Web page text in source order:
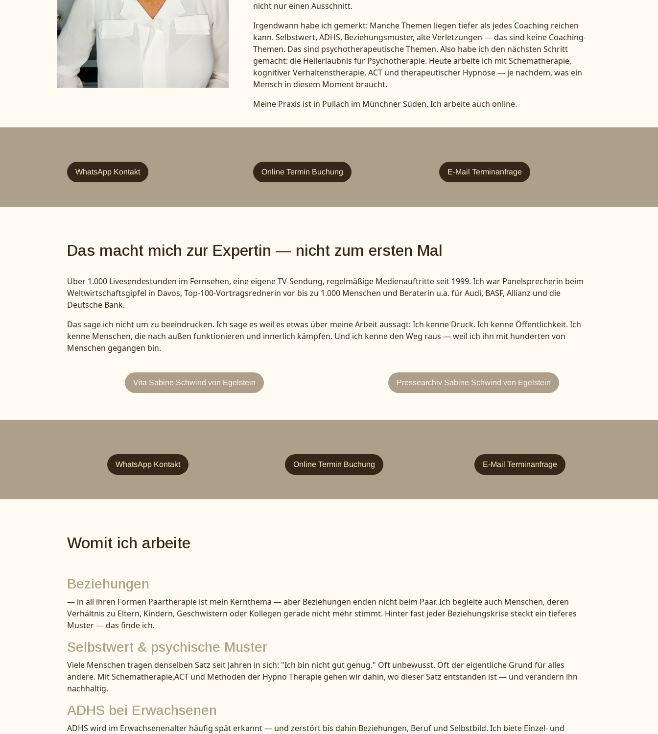
nicht nur einen Ausschnitt.
Irgendwann habe ich gemerkt: Manche Themen liegen tiefer als jedes Coaching reichen
kann. Selbstwert, ADHS, Beziehungsmuster, alte Verletzungen — das sind keine Coaching-
Themen. Das sind psychotherapeutische Themen. Also habe ich den nächsten Schritt
gemacht: die Heilerlaubnis für Psychotherapie. Heute arbeite ich mit Schematherapie,
kognitiver Verhaltenstherapie, ACT und therapeutischer Hypnose — je nachdem, was ein
Mensch in diesem Moment braucht.
Meine Praxis ist in Pullach im Münchner Süden. Ich arbeite auch online.
WhatsApp Kontakt Online Termin Buchung E-Mail Terminanfrage
Das macht mich zur Expertin — nicht zum ersten Mal
Über 1.000 Livesendestunden im Fernsehen, eine eigene TV-Sendung, regelmäßige Medienauftritte seit 1999. Ich war Panelsprecherin beim
Weltwirtschaftsgipfel in Davos, Top-100-Vortragsrednerin vor bis zu 1.000 Menschen und Beraterin u.a. für Audi, BASF, Allianz und die
Deutsche Bank.
Das sage ich nicht um zu beeindrucken. Ich sage es weil es etwas über meine Arbeit aussagt: Ich kenne Druck. Ich kenne Öffentlichkeit. Ich
kenne Menschen, die nach außen funktionieren und innerlich kämpfen. Und ich kenne den Weg raus — weil ich ihn mit hunderten von
Menschen gegangen bin.
Vita Sabine Schwind von Egelstein Pressearchiv Sabine Schwind von Egelstein
WhatsApp Kontakt Online Termin Buchung E-Mail Terminanfrage
Womit ich arbeite
Beziehungen
— in all ihren Formen Paartherapie ist mein Kernthema — aber Beziehungen enden nicht beim Paar. Ich begleite auch Menschen, deren
Verhältnis zu Eltern, Kindern, Geschwistern oder Kollegen gerade nicht mehr stimmt. Hinter fast jeder Beziehungskrise steckt ein tieferes
Muster — das finde ich.
Selbstwert & psychische Muster
Viele Menschen tragen denselben Satz seit Jahren in sich: "Ich bin nicht gut genug." Oft unbewusst. Oft der eigentliche Grund für alles
andere. Mit Schematherapie,ACT und Methoden der Hypno Therapie gehen wir dahin, wo dieser Satz entstanden ist — und verändern ihn
nachhaltig.
ADHS bei Erwachsenen
ADHS wird im Erwachsenenalter häufig spät erkannt — und zerstört bis dahin Beziehungen, Beruf und Selbstbild. Ich biete Einzel- und